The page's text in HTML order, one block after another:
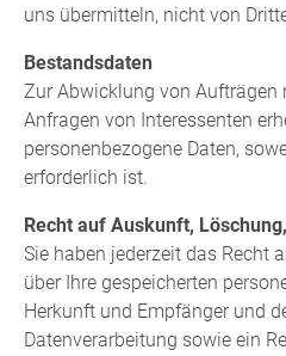
uns übermitteln, nicht von
Bestandsdaten
Zur Abwicklung von Aufträgen
Anfragen von Interessenten
personenbezogene Daten,
erforderlich ist.
Recht auf Auskunft,
Sie haben jederzeit das Recht
über Ihre gespeicherten
Herkunft und Empfänger und
Datenverarbeitung sowie ein